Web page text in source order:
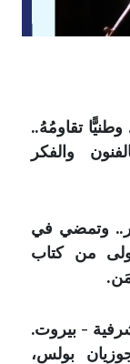
تقاومُهُ..
والفكر
وتمضي في
من كتاب
- بيروت.
بولس،